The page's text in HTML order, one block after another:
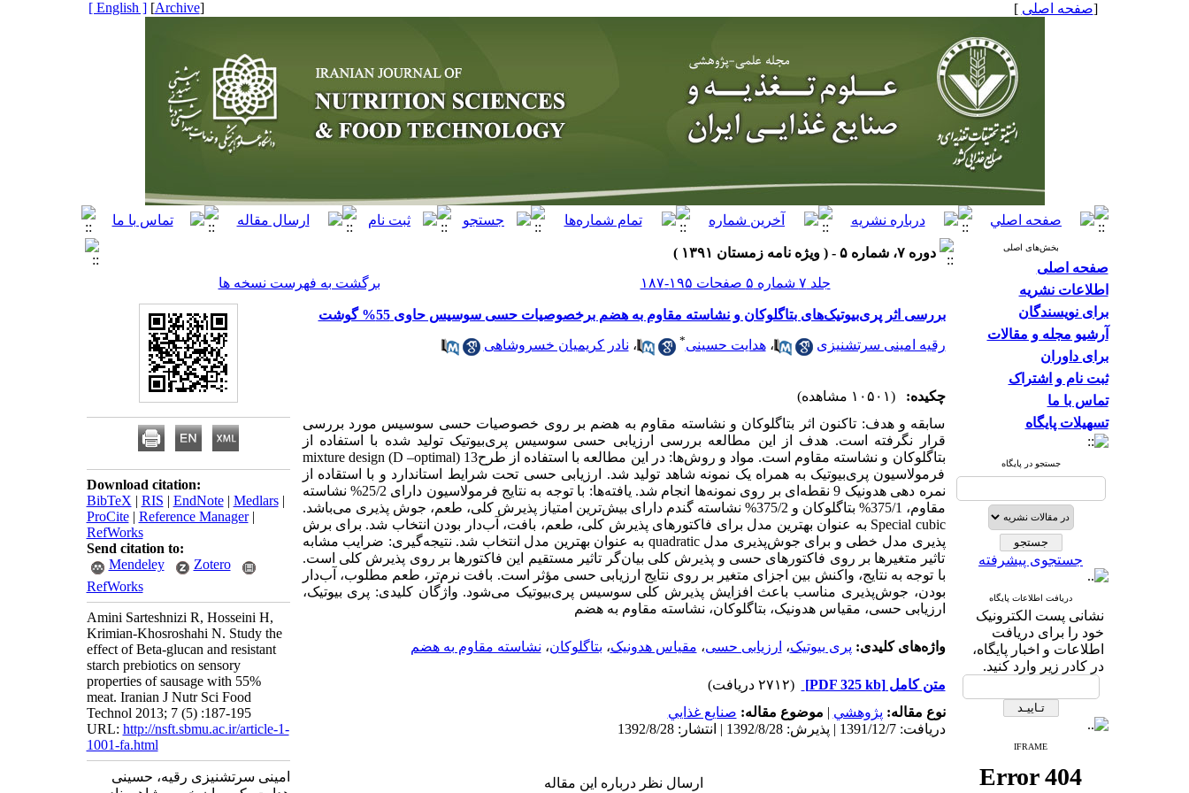
[صفحه اصلی ]
[
Archive
]
[ English ]
بخش‌های اصلی
صفحه اصلی
اطلاعات نشریه
برای نویسندگان
آرشیو مجله و مقالات
برای داوران
ثبت نام و اشتراک
تماس با ما
تسهیلات پایگاه
جستجو در پایگاه
جستجوی پیشرفته
دریافت اطلاعات پایگاه
نشانی پست الکترونیک
خود را برای دریافت
اطلاعات و اخبار پایگاه،
در کادر زیر وارد کنید.
IFRAME
دوره ۷، شماره ۵ - ( ويژه نامه زمستان ۱۳۹۱ )
جلد ۷ شماره ۵ صفحات ۱۹۵-۱۸۷
برگشت به فهرست نسخه ها
بررسی اثر پری‌بیوتیک‌های بتاگلوکان و نشاسته مقاوم به هضم برخصوصیات حسی سوسیس حاوی 55% گوشت
رقیه امینی سرتشنیزی ،هدایت حسینی* ، نادر کریمیان خسروشاهی
چکیده:
(۱۰۵۰۱ مشاهده)
سابقه و هدف: تاکنون اثر بتاگلوکان و نشاسته مقاوم به هضم بر روی خصوصیات حسی سوسیس مورد بررسی
قرار نگرفته است. هدف از این مطالعه بررسی ارزیابی حسی سوسیس پری‌بیوتیک تولید شده با استفاده از
بتاگلوکان و نشاسته مقاوم است. مواد و روش‌ها: در این مطالعه با استفاده از طرحmixture design (D –optimal) 13
فرمولاسیون پری‌بیوتیک به همراه یک نمونه شاهد تولید شد. ارزیابی حسی تحت شرایط استاندارد و با استقاده از
نمره دهی هدونیک 9 نقطه‌ای بر روی نمونه‌ها انجام شد. یافته‌ها: با توجه به نتایج فرمولاسیون دارای 25/2% نشاسته
مقاوم، 375/1% بتاگلوکان و 375/2% نشاسته گندم دارای بیش‌ترین امتیاز پذیرش کلی، طعم، جوش ‌پذیری می‌باشد.
Special cubic به عنوان بهترین مدل برای فاکتورهای پذیرش کلی، طعم، بافت، آب‌دار بودن انتخاب شد. برای برش
‌پذیری مدل خطی و برای جوش‌‌پذیری مدل quadratic به عنوان بهترین مدل انتخاب شد. نتیجه‌گیری: ضرایب مشابه
تاثیر متغیرها بر روی فاکتورهای حسی و پذیرش کلی بیان‌گر تاثیر مستقیم این فاکتورها بر روی پذیرش کلی است.
با توجه به نتایج، واکنش بین اجزای متغیر بر روی نتایج ارزیابی حسی مؤثر است. بافت نرم‌تر، طعم مطلوب، آب‌دار
بودن، جوش‌‌پذیری مناسب باعث افزایش پذیرش کلی سوسیس پری‌بیوتیک می‌شود. واژگان کلیدی: پری بیوتیک،
ارزیابی حسی، مقیاس هدونیک، بتاگلوکان، نشاسته مقاوم به هضم
واژه‌های کلیدی: پری بیوتیک، ارزیابی حسی، مقیاس هدونیک، بتاگلوکان، نشاسته مقاوم به هضم
متن کامل[PDF 325 kb]
(۲۷۱۲ دریافت)
نوع مقاله: پژوهشي | موضوع مقاله: صنايع غذايي
دریافت: 1391/12/7 | پذیرش: 1392/8/28 | انتشار: 1392/8/28
ارسال نظر درباره این مقاله
Download citation:
BibTeX | RIS | EndNote| Medlars|
ProCite| Reference Manager|
RefWorks
Send citation to:
Mendeley
Zotero
RefWorks
Amini Sarteshnizi R, Hosseini H,
Krimian-Khosroshahi N. Study the
effect of Beta-glucan and resistant
starch prebiotics on sensory
properties of sausage with 55%
meat. Iranian J Nutr Sci Food
Technol 2013; 7 (5) :187-195
URL: http://nsft.sbmu.ac.ir/article-1-
1001-fa.html
امینی سرتشنیزی رقیه، حسینی